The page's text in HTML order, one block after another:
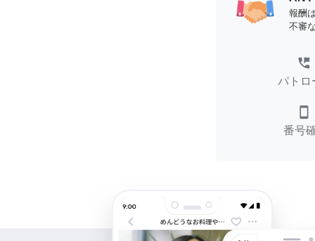
報酬
不審
perm_phone_msg
パトロ
smartphone
番号